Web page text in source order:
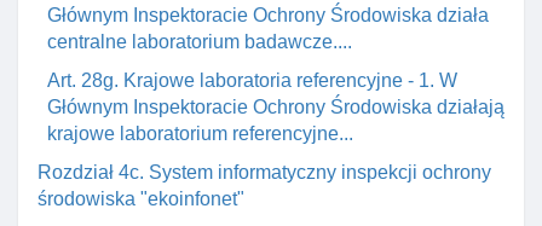
Głównym Inspektoracie Ochrony Środowiska działa
centralne laboratorium badawcze....
Art. 28g. Krajowe laboratoria referencyjne - 1. W
Głównym Inspektoracie Ochrony Środowiska działają
krajowe laboratorium referencyjne...
Rozdział 4c. System informatyczny inspekcji ochrony
środowiska "ekoinfonet"